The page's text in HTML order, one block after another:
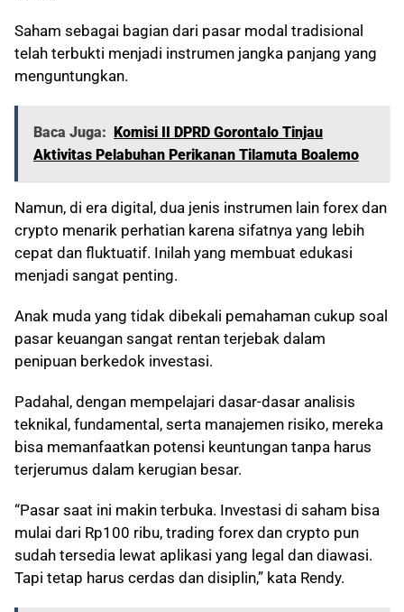
Saham sebagai bagian dari pasar modal tradisional
telah terbukti menjadi instrumen jangka panjang yang
menguntungkan.
Baca Juga: Komisi II DPRD Gorontalo Tinjau
Aktivitas Pelabuhan Perikanan Tilamuta Boalemo
Namun, di era digital, dua jenis instrumen lain forex dan
crypto menarik perhatian karena sifatnya yang lebih
cepat dan fluktuatif. Inilah yang membuat edukasi
menjadi sangat penting.
Anak muda yang tidak dibekali pemahaman cukup soal
pasar keuangan sangat rentan terjebak dalam
penipuan berkedok investasi.
Padahal, dengan mempelajari dasar-dasar analisis
teknikal, fundamental, serta manajemen risiko, mereka
bisa memanfaatkan potensi keuntungan tanpa harus
terjerumus dalam kerugian besar.
“Pasar saat ini makin terbuka. Investasi di saham bisa
mulai dari Rp100 ribu, trading forex dan crypto pun
sudah tersedia lewat aplikasi yang legal dan diawasi.
Tapi tetap harus cerdas dan disiplin,” kata Rendy.